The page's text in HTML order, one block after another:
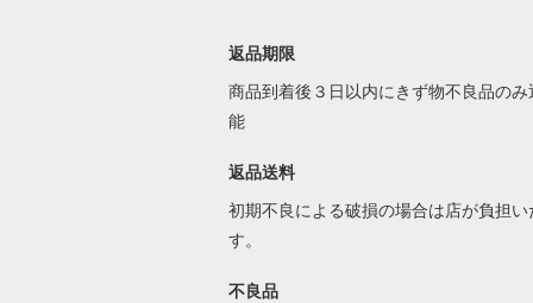
返品期限
商品到着後３日以内にきず物不良品のみ
能
返品送料
初期不良による破損の場合は店が負担い
す。
不良品